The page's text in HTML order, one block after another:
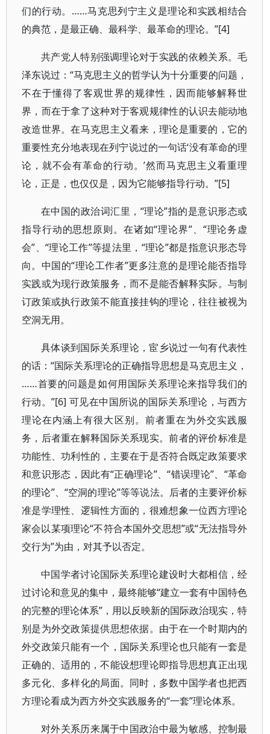
们的行动。……马克思列宁主义是理论和实践相结合
的典范，是最正确、最科学、最革命的理论。”[4]
共产党人特别强调理论对于实践的依赖关系。毛
泽东说过：“马克思主义的哲学认为十分重要的问题，
不在于懂得了客观世界的规律性，因而能够解释世
界，而在于拿了这种对于客观规律性的认识去能动地
改造世界。在马克思主义看来，理论是重要的，它的
重要性充分地表现在列宁说过的一句话‘没有革命的理
论，就不会有革命的行动。’然而马克思主义看重理
论，正是，也仅仅是，因为它能够指导行动。”[5]
在中国的政治词汇里，“理论”指的是意识形态或
指导行动的思想原则。在诸如“理论界”、“理论务虚
会”、“理论工作”等提法里，“理论”都是指意识形态导
向。中国的“理论工作者”更多注意的是理论能否指导
实践或为现行政策服务，而不是能否解释实际。与制
订政策或执行政策不能直接挂钩的理论，往往被视为
空洞无用。
具体谈到国际关系理论，宦乡说过一句有代表性
的话：“国际关系理论的正确指导思想是马克思主义，
……首要的问题是如何用国际关系理论来指导我们的
行动。”[6] 可见在中国所说的国际关系理论，与西方
理论在内涵上有很大区别。前者重在为外交实践服
务，后者重在解释国际关系现实。前者的评价标准是
功能性、功利性的，主要在于是否符合既定政策要求
和意识形态，因此有“正确理论”、“错误理论”、“革命
的理论”、“空洞的理论”等等说法。后者的主要评价标
准是学理性、逻辑性方面的，很难想象一位西方理论
家会以某项理论“不符合本国外交思想”或“无法指导外
交行为”为由，对其予以否定。
中国学者讨论国际关系理论建设时大都相信，经
过讨论和意见的集中，最终能够“建立一套有中国特色
的完整的理论体系”，用以反映新的国际政治现实，特
别是为外交政策提供思想依据。由于在一个时期内的
外交政策只能有一个，国际关系理论也只能有一套是
正确的、适用的，不能设想理论即指导思想真正出现
多元化、多样化的局面。同时，多数中国学者也把西
方理论看成为西方外交实践服务的“一套”理论体系。
对外关系历来属于中国政治中最为敏感、控制最